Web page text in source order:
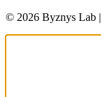
© 2026 Byznys Lab |